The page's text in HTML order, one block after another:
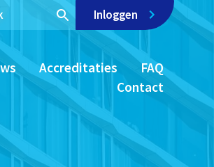
Inloggen
Accreditaties
FAQ
Contact